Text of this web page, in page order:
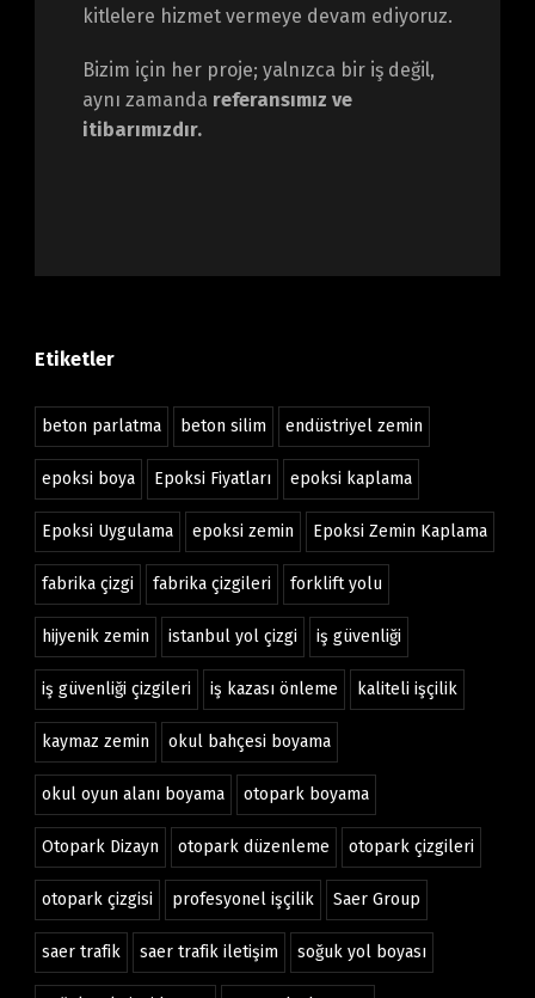
kitlelere hizmet vermeye devam ediyoruz.
Bizim için her proje; yalnızca bir iş değil,
aynı zamanda referansımız ve
itibarımızdır.
Etiketler
beton parlatma beton silim endüstriyel zemin
epoksi boya Epoksi Fiyatları epoksi kaplama
Epoksi Uygulama epoksi zemin Epoksi Zemin Kaplama
fabrika çizgi fabrika çizgileri forklift yolu
hijyenik zemin istanbul yol çizgi iş güvenliği
iş güvenliği çizgileri iş kazası önleme kaliteli işçilik
kaymaz zemin okul bahçesi boyama
okul oyun alanı boyama otopark boyama
Otopark Dizayn otopark düzenleme otopark çizgileri
otopark çizgisi profesyonel işçilik Saer Group
saer trafik saer trafik iletişim soğuk yol boyası